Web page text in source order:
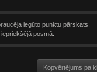
iegūto punktu pārskats.
posmā.
Kopvērtējums pa